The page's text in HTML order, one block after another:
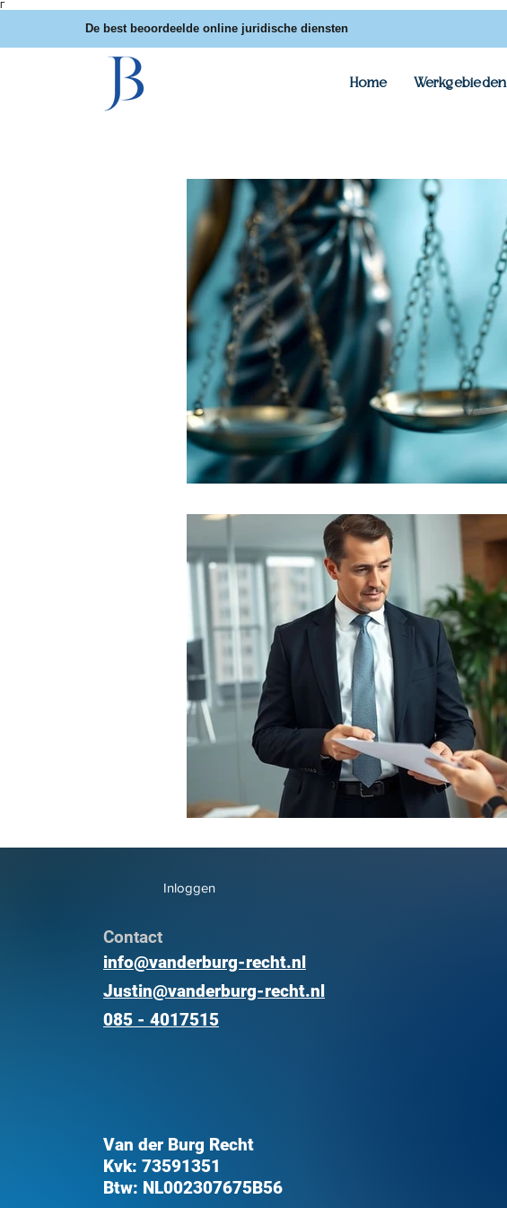
Γ
De best beoordeelde online juridische diensten
Home Werkgebieden
Inloggen
Contact
info@vanderburg-recht.nl
Justin@vanderburg-recht.nl
085 - 4017515
Van der Burg Recht
Kvk: 73591351
Btw: NL002307675B56